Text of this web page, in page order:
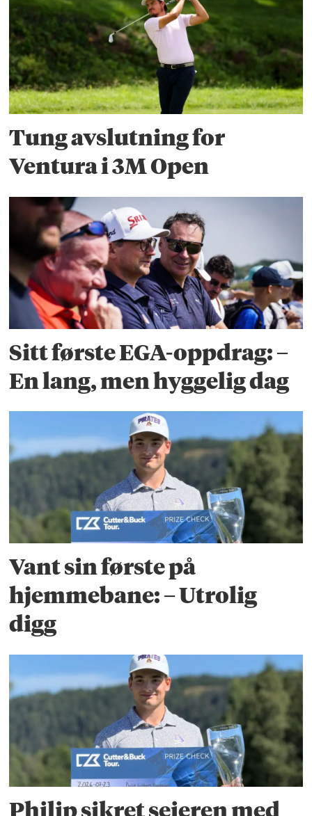
Tung avslutning for
Ventura i 3M Open
Sitt første EGA-oppdrag: –
En lang, men hyggelig dag
Vant sin første på
hjemmebane: – Utrolig
digg
Philip sikret seieren med